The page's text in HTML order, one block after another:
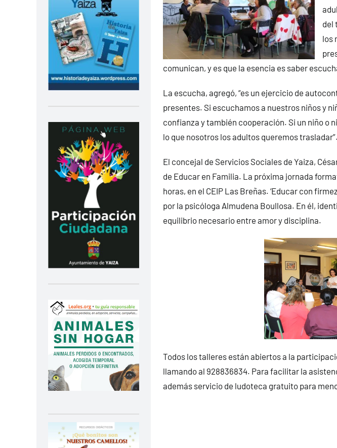
del
los
comunican, y es que la esencia es saber
La escucha, agregó, “es un ejercicio de
presentes. Si escuchamos a nuestros niños y
confianza y también cooperación. Si un niño o
lo que nosotros los adultos queremos trasladar”.
El concejal de Servicios Sociales de Yaiza,
de Educar en Familia. La próxima jornada
horas, en el CEIP Las Breñas. ‘Educar con
por la psicóloga Almudena Boullosa. En él,
equilibrio necesario entre amor y disciplina.
Todos los talleres están abiertos a la
llamando al 928836834. Para facilitar la
además servicio de ludoteca gratuito para